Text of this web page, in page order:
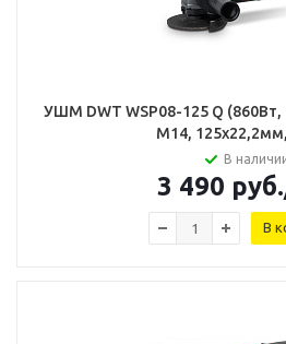
УШМ DWT WSP08-125 Q
М14,
В
3 490 руб.
В